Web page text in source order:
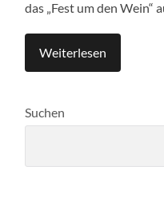
das „Fest um den Wein“
Weiterlesen
Suchen